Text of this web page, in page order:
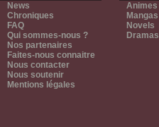
News
Chroniques
FAQ
Qui sommes-nous ?
Nos partenaires
Faites-nous connaitre
Nous contacter
Nous soutenir
Mentions légales
Animes
Mangas
Novels
Dramas